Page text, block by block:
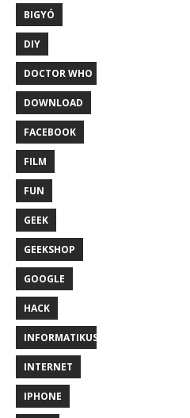
BIGYÓ
DIY
DOCTOR WHO
DOWNLOAD
FACEBOOK
FILM
FUN
GEEK
GEEKSHOP
GOOGLE
HACK
INFORMATIKUS
INTERNET
IPHONE